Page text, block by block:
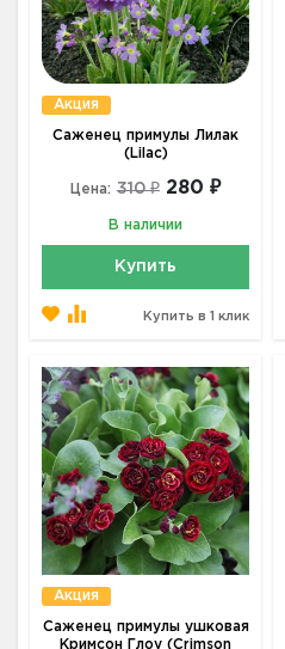
Акция
Саженец примулы Лилак
(Lilac)
Цена: 310 ₽ 280 ₽
В наличии
Купить
Купить в 1 клик
Акция
Саженец примулы ушковая
Кримсон Глоу (Crimson